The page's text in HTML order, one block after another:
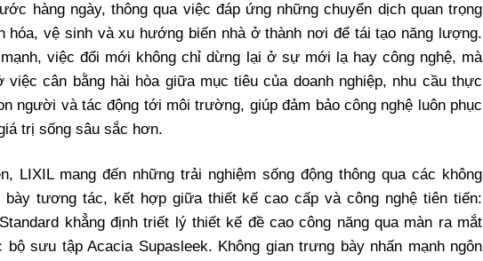
hàng ngày, thông qua việc đáp ứng những chuyển dịch quan trọng
hóa, vệ sinh và xu hướng biến nhà ở thành nơi để tái tạo năng lượng.
việc đổi mới không chỉ dừng lại ở sự mới lạ hay công nghệ, mà
việc cân bằng hài hòa giữa mục tiêu của doanh nghiệp, nhu cầu thực
người và tác động tới môi trường, giúp đảm bảo công nghệ luôn phục
trị sống sâu sắc hơn.
LIXIL mang đến những trải nghiệm sống động thông qua các không
bày tương tác, kết hợp giữa thiết kế cao cấp và công nghệ tiên tiến:
khẳng định triết lý thiết kế đề cao công năng qua màn ra mắt
bộ sưu tập Acacia Supasleek. Không gian trưng bày nhấn mạnh ngôn